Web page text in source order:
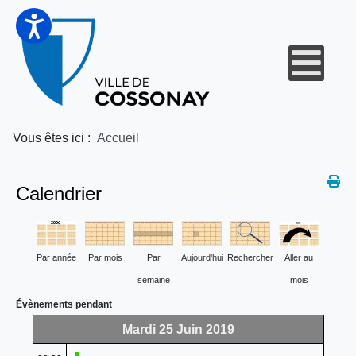
Vous êtes ici : Accueil
Calendrier
Par année Par mois Par
semaine
Aujourd'hui Rechercher Aller au
mois
Évènements pendant
Mardi 25 Juin 2019